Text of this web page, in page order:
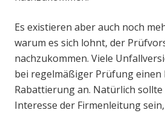
Es existieren aber auch noch
warum es sich lohnt, der
nachzukommen. Viele
bei regelmäßiger Prüfung einen
Rabattierung an. Natürlich sollte
Interesse der Firmenleitung